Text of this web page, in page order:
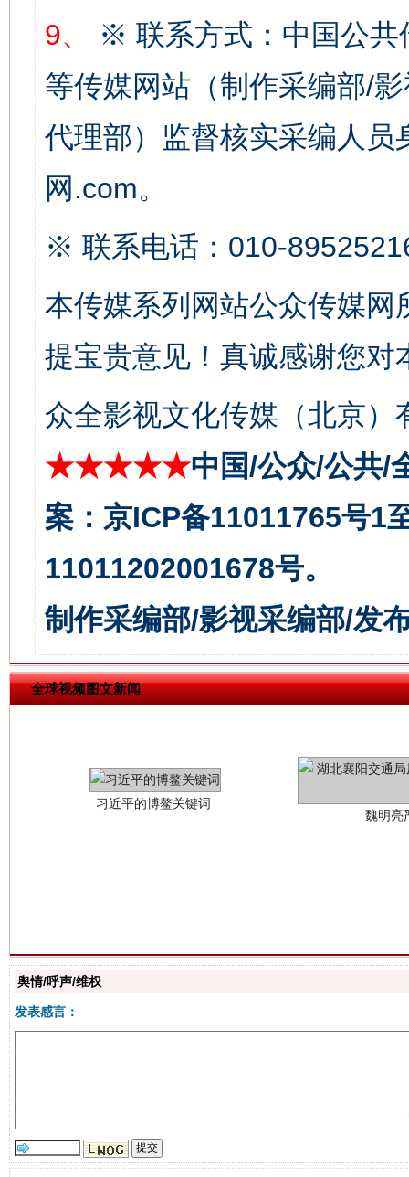
9、
※ 联系方式：中国公共
等传媒网站（制作采编部/
代理部）监督核实采编人员
网.com。
※ 联系电话：010-
本传媒系列网站公众传媒
提宝贵意见！真诚感谢您
众全影视文化传媒（北京）
★★★★★中国/公众/公共/
案：京ICP备11011765号1
11011202001678号。
制作采编部/影视采编部/发
全球视频图文新闻
这是一记警钟！
在谋一域中谋全局
今
习近平的博鳌关键词
魏明亮
舆情/呼声/维权
发表感言：